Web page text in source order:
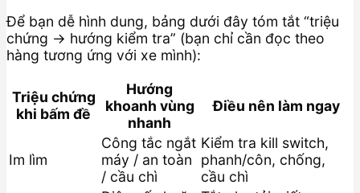
Để bạn dễ hình dung, bảng dưới đây tóm tắt “triệu
chứng → hướng kiểm tra” (bạn chỉ cần đọc theo
hàng tương ứng với xe mình):
Triệu chứng
khi bấm đề
Hướng
khoanh vùng
nhanh
Điều nên làm ngay
Im lìm
Công tắc ngắt
máy / an toàn
/ cầu chì
Kiểm tra kill switch,
phanh/côn, chống,
cầu chì